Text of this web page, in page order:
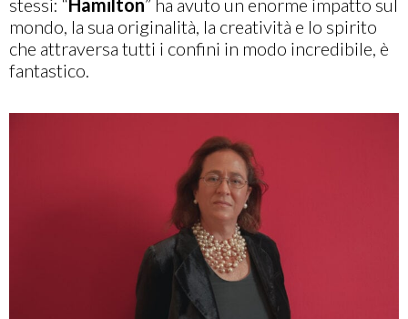
stessi: “Hamilton” ha avuto un enorme impatto sul
mondo, la sua originalità, la creatività e lo spirito
che attraversa tutti i confini in modo incredibile, è
fantastico.